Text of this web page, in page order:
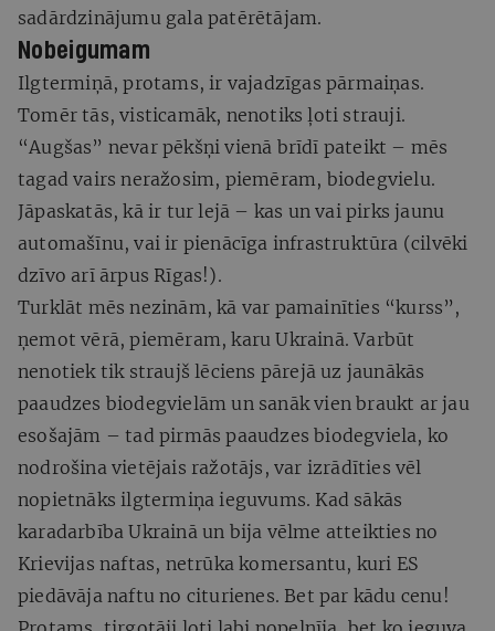
sadārdzinājumu gala patērētājam.
Nobeigumam
Ilgtermiņā, protams, ir vajadzīgas pārmaiņas.
Tomēr tās, visticamāk, nenotiks ļoti strauji.
“Augšas” nevar pēkšņi vienā brīdī pateikt – mēs
tagad vairs neražosim, piemēram, biodegvielu.
Jāpaskatās, kā ir tur lejā – kas un vai pirks jaunu
automašīnu, vai ir pienācīga infrastruktūra (cilvēki
dzīvo arī ārpus Rīgas!).
Turklāt mēs nezinām, kā var pamainīties “kurss”,
ņemot vērā, piemēram, karu Ukrainā. Varbūt
nenotiek tik straujš lēciens pārejā uz jaunākās
paaudzes biodegvielām un sanāk vien braukt ar jau
esošajām – tad pirmās paaudzes biodegviela, ko
nodrošina vietējais ražotājs, var izrādīties vēl
nopietnāks ilgtermiņa ieguvums. Kad sākās
karadarbība Ukrainā un bija vēlme atteikties no
Krievijas naftas, netrūka komersantu, kuri ES
piedāvāja naftu no citurienes. Bet par kādu cenu!